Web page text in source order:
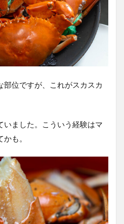
部位ですが、これがスカスカ
いました。こういう経験はマ
も。